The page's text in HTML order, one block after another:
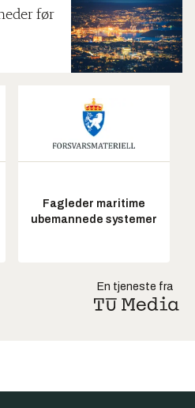
før
Fagleder maritime
ubemannede systemer
En tjeneste fra